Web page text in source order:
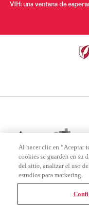
VIH: una ventana de
Al hacer clic en “Aceptar
cookies se guarden en su
del sitio, analizar el uso
estudios para marketing.